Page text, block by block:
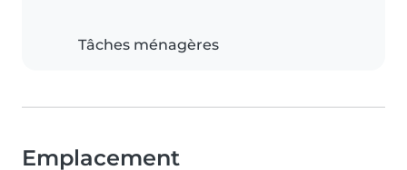
Tâches ménagères
Emplacement